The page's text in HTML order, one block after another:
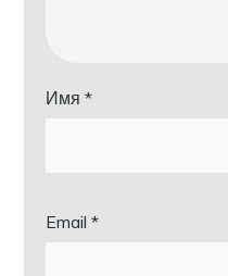
Имя*
Email*